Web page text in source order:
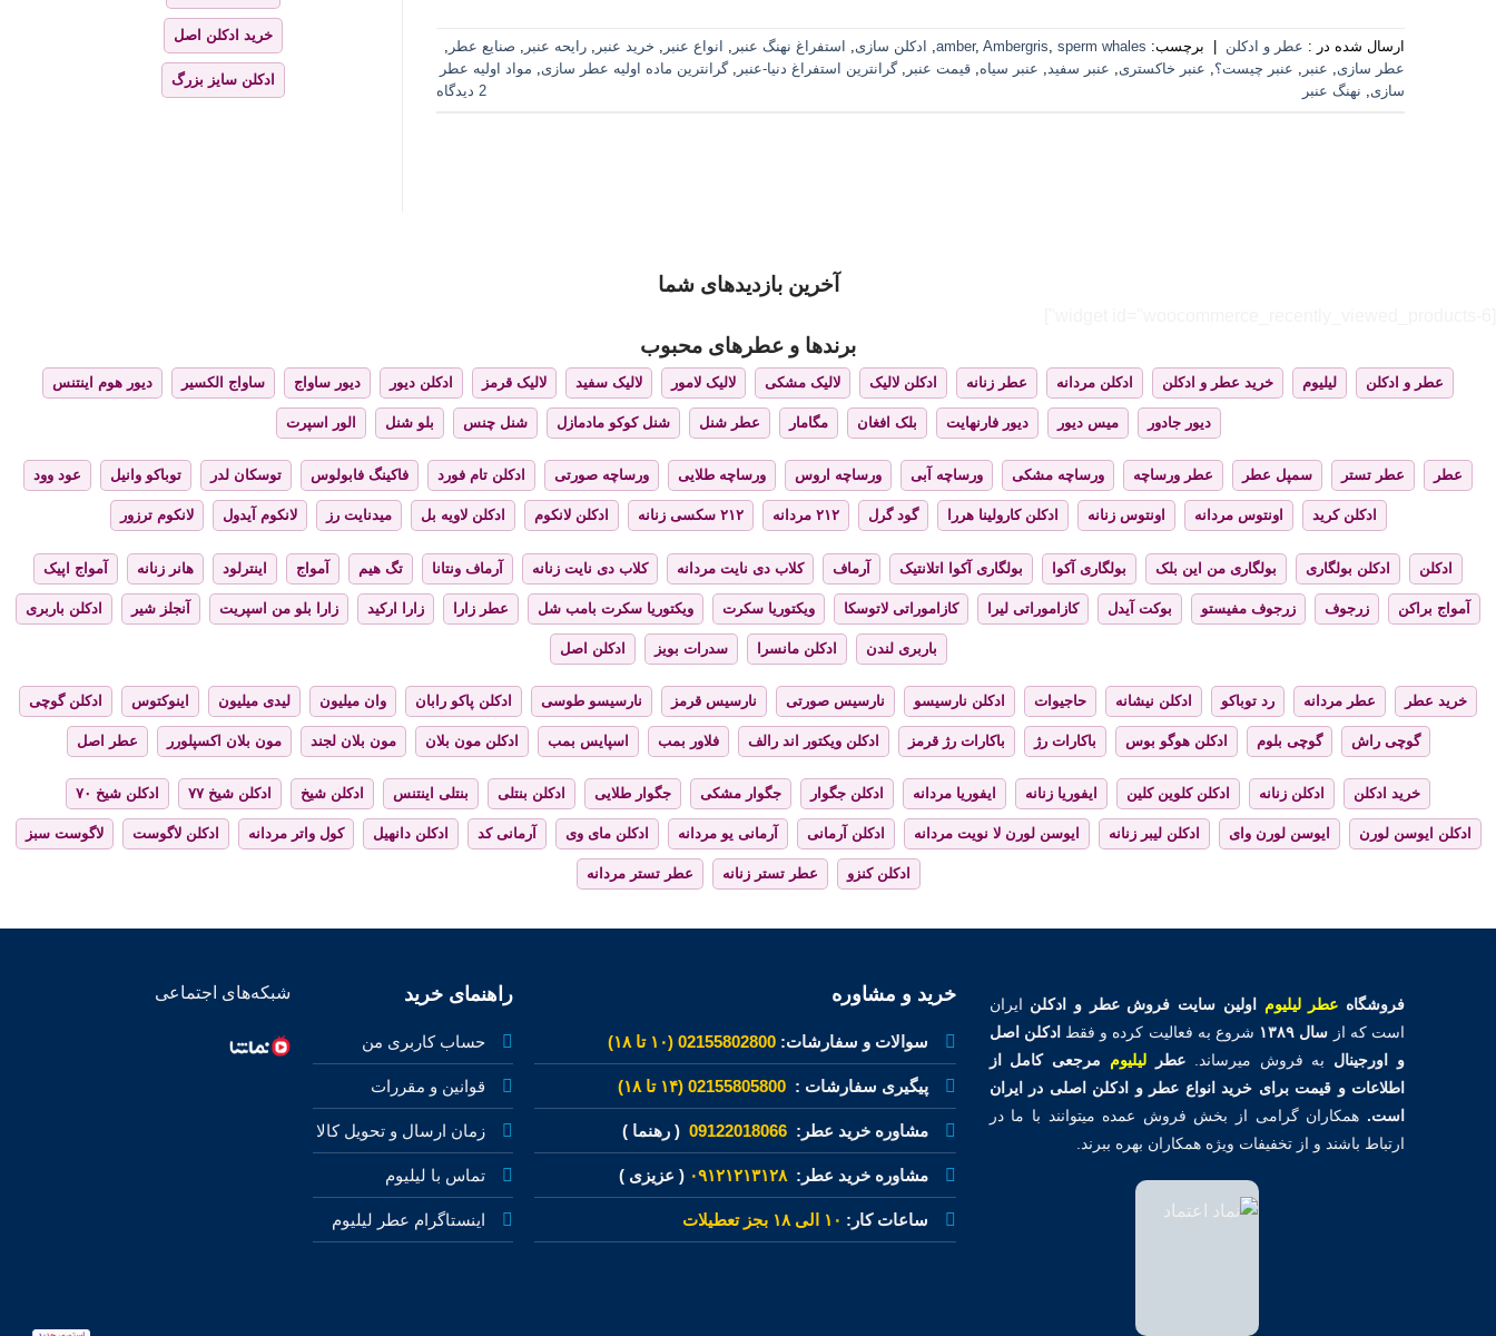
ارسال شده در : عطر و ادکلن برچسب: amber, Ambergris, sperm whales
, ادکلن سازی, استفراغ نهنگ عنبر , انواع عنبر , خرید عنبر , رایحه عنبر , صنایع عطر ,
عطر سازی, عنبر , عنبر چیست؟, عنبر خاکستری, عنبر سفید, عنبر سیاه, قیمت عنبر ,گرانترین استفراغ دنیا-عنبر ,گرانترین ماده اولیه عطر سازی, مواد اولیه عطر
سازی, نهنگ عنبر 2 دیدگاه
خرید ادکلن اصل
ادکلن سایز بزرگ
آخرین بازدیدهای شما
برندها و عطرهای محبوب
عطر و ادکلن لیلیوم خرید عطر و ادکلن ادکلن مردانه عطر زنانه ادکلن لالیک لالیک مشکی لالیک لامور لالیک سفید لالیک قرمز ادکلن دیور دیور ساواج ساواج الکسیر دیور هوم اینتنس
دیور جادور میس دیور دیور فارنهایت بلک افغان مگامار عطر شنل شنل کوکو مادمازل شنل چنس بلو شنل الور اسپرت
عطر عطر تستر سمپل عطر عطر ورساچه ورساچه مشکی ورساچه آبی ورساچه اروس ورساچه طلایی ورساچه صورتی ادکلن تام فورد فاکینگ فابولوس توسکان لدر توباکو وانیل عود وود
ادکلن کرید اونتوس مردانه اونتوس زنانه ادکلن کارولینا هررا گود گرل ۲۱۲ مردانه ۲۱۲ سکسی زنانه ادکلن لانکوم ادکلن لاویه بل میدنایت رز لانکوم آیدول لانکوم ترزور
ادکلن ادکلن بولگاری بولگاری من این بلک بولگاری آکوا بولگاری آکوا اتلانتیک آرماف کلاب دی نایت مردانه کلاب دی نایت زنانه آرماف ونتانا تگ هیم آمواج اینترلود هانر زنانه آمواج اپیک
آمواج براکن زرجوف زرجوف مفیستو بوکت آیدل کازاموراتی لیرا کازاموراتی لاتوسکا ویکتوریا سکرت ویکتوریا سکرت بامب شل عطر زارا زارا ارکید زارا بلو من اسپریت آنجلز شیر ادکلن باربری
باربری لندن ادکلن مانسرا سدرات بویز ادکلن اصل
خرید عطر عطر مردانه رد توباکو ادکلن نیشانه حاجیوات ادکلن نارسیسو نارسیس صورتی نارسیس قرمز نارسیسو طوسی ادکلن پاکو رابان وان میلیون لیدی میلیون اینوکتوس ادکلن گوچی
گوچی راش گوچی بلوم ادکلن هوگو بوس باکارات رژ باکارات رژ قرمز ادکلن ویکتور اند رالف فلاور بمب اسپایس بمب ادکلن مون بلان مون بلان لجند مون بلان اکسپلورر عطر اصل
خرید ادکلن ادکلن زنانه ادکلن کلوین کلین ایفوریا زنانه ایفوریا مردانه ادکلن جگوار جگوار مشکی جگوار طلایی ادکلن بنتلی بنتلی اینتنس ادکلن شیخ ادکلن شیخ ۷۷ ادکلن شیخ ۷۰
ادکلن ایوسن لورن ایوسن لورن وای ادکلن لیبر زنانه ایوسن لورن لا نویت مردانه ادکلن آرمانی آرمانی یو مردانه ادکلن مای وی آرمانی کد ادکلن دانهیل کول واتر مردانه ادکلن لاگوست لاگوست سبز
ادکلن کنزو عطر تستر زنانه عطر تستر مردانه
فروشگاه عطر لیلیوم اولین سایت فروش عطر و ادکلن ایران
است که از سال ۱۳۸۹ شروع به فعالیت کرده و فقط ادکلن اصل
و اورجینال به فروش میرساند.عطر لیلیوم مرجعی کامل از
اطلاعات و قیمت برای خرید انواع عطر و ادکلن اصلی در ایران
است. همکاران گرامی از بخش فروش عمده میتوانند با ما در
ارتباط باشند و از تخفیفات ویژه همکاران بهره ببرند.
خرید و مشاوره
سوالات و سفارشات:02155802800 (۱۰ تا ۱۸)
پیگیری سفارشات :02155805800 (۱۴ تا ۱۸)
مشاوره خرید عطر:09122018066 ( رهنما )
مشاوره خرید عطر:۰۹۱۲۱۲۱۳۱۲۸ ( عزیزی )
ساعات کار: ۱۰ الی ۱۸ بجز تعطیلات
راهنمای خرید
حساب کاربری من
قوانین و مقررات
زمان ارسال و تحویل کالا
تماس با لیلیوم
اینستاگرام عطر لیلیوم
شبکه‌های اجتماعی